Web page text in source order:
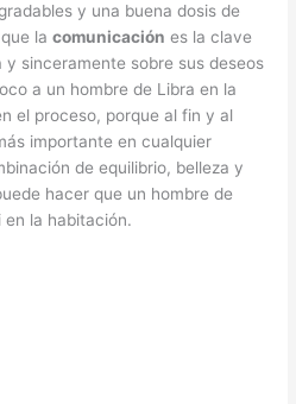
y una buena dosis de
que lacomunicación es la clave
sinceramente sobre sus deseos
a un hombre de Libra en la
el proceso, porque al fin y al
importante en cualquier
de equilibrio, belleza y
hacer que un hombre de
en la habitación.